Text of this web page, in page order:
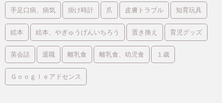
手足口病、病気 掛け時計 爪 皮膚トラブル 知育玩具
絵本 絵本、やぎゅうげんいちろう 置き換え 育児グッズ
英会話 退職 離乳食 離乳食、幼児食 １歳
Ｇｏｏｇｌｅアドセンス